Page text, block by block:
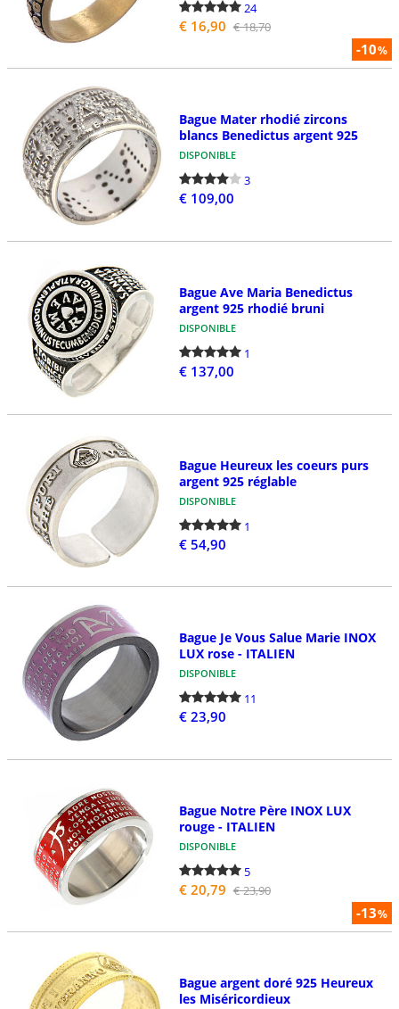
-10%
24
€ 16,90 € 18,70
Bague Mater rhodié zircons
blancs Benedictus argent 925
DISPONIBLE
3
€ 109,00
Bague Ave Maria Benedictus
argent 925 rhodié bruni
DISPONIBLE
1
€ 137,00
Bague Heureux les coeurs purs
argent 925 réglable
DISPONIBLE
1
€ 54,90
Bague Je Vous Salue Marie INOX
LUX rose - ITALIEN
DISPONIBLE
11
€ 23,90
-13%
Bague Notre Père INOX LUX
rouge - ITALIEN
DISPONIBLE
5
€ 20,79 € 23,90
Bague argent doré 925 Heureux
les Miséricordieux